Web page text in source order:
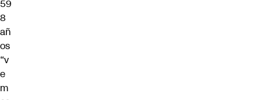
59
8
añ
os
“v
e
m